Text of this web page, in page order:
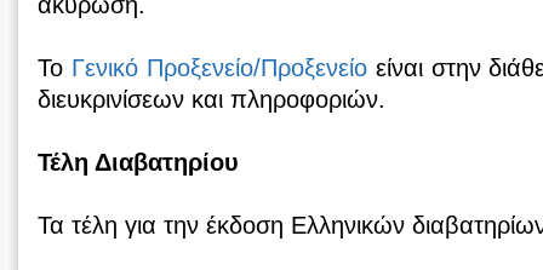
Το Γενικό Προξενείο/Προξενείοείναι στην
διευκρινίσεων και πληροφοριών.
Τέλη Διαβατηρίου
Τα τέλη για την έκδοση Ελληνικών